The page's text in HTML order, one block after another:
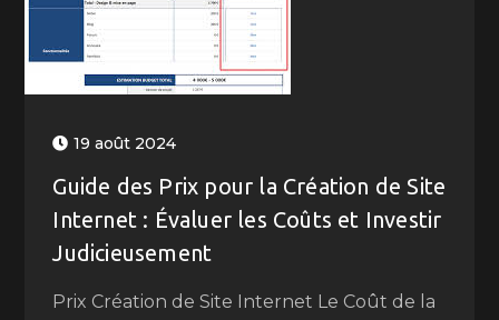
19 août 2024
Guide des Prix pour la Création de Site
Internet : Évaluer les Coûts et Investir
Judicieusement
Prix Création de Site Internet Le Coût de la